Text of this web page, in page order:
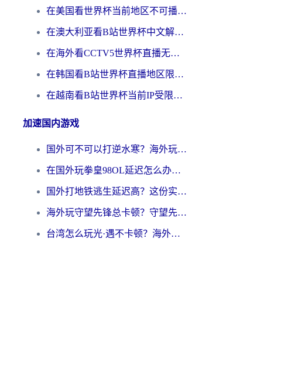
在美国看世界杯当前地区不可播放？海外党体育观赛终极指南来了！
在澳大利亚看B站世界杯中文解说仅限中国大陆？这篇指南帮你打破限制看遍赛事
在海外看CCTV5世界杯直播无法播放？这篇指南让你和国内球迷同步呐喊
在韩国看B站世界杯直播地区限制？这篇指南让你告别“当前地区不可播放”
在越南看B站世界杯当前IP受限制？海外党体育观赛终极指南来了
加速国内游戏
国外可不可以打逆水寒？海外玩家国服畅玩终极指南（附漫威荒野乱斗加速方案）
在国外玩拳皇98OL延迟怎么办？海外党亲测有效的低延迟指南
国外打地铁逃生延迟高？这份实测有效的低延迟指南帮你吃鸡
海外玩守望先锋总卡顿？守望先锋游戏加速器在哪里买&避坑指南（附欧洲非洲游戏实测）
台湾怎么玩光·遇不卡顿？海外党国服游戏加速终极攻略（附实测体验）